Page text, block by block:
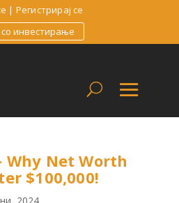
| Регистрирај се
инвестирање
Why Net Worth
$100,000!